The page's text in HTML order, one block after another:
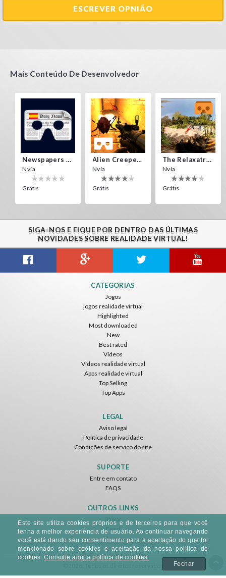
ESCREVER OPNIÃO
Mais Conteúdo De Desenvolvedor
Newspapers Spain VR
Nvía
Grátis
Alien Creepers VR
Nvía
Grátis
The Relaxatron
Nvía
Grátis
Nvía
Grátis
Jumping Levels
Nvía
Grátis
SIGA-NOS E FIQUE POR DENTRO DAS ÚLTIMAS
NOVIDADES SOBRE REALIDADE VIRTUAL!
CATEGORIAS
Jogos
jogos realidade virtual
Highlighted
Most downloaded
New
Best rated
Vídeos
Vídeos realidade virtual
Apps realidade virtual
Top Selling
Top Apps
LEGAL
Aviso legal
Política de privacidade
Condições de serviço do site
SUPORTE
Entre em contato
FAQS
OUTROS LINKS
Baixar
Feed
Sitemap
Este site utiliza cookies próprios e de terceiros para que você
tenha a melhor experiência de usuário. Ao continuar navegando
você está dando seu consentimento para a aceitação do que foi
mencionado sobre cookies e aceitação da nossa política de
cookies.Consulte aqui a política de cookies.
Fechar